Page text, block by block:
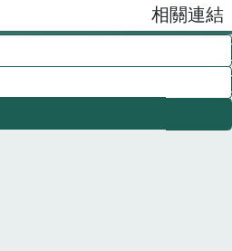
相關連結